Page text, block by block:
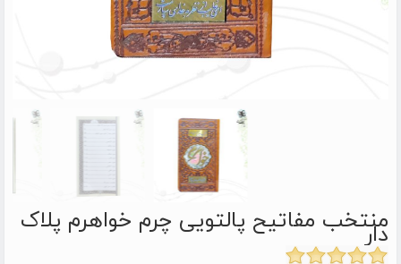
منتخب مفاتیح پالتویی چرم خواهرم پلاک
دار